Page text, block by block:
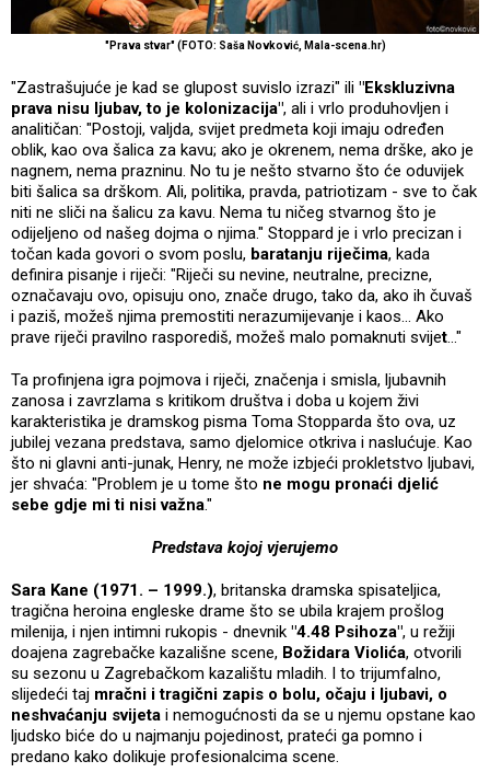
"Prava stvar" (FOTO: Saša Novković, Mala-scena.hr)
"Zastrašujuće je kad se glupost suvislo izrazi" ili "Ekskluzivna
prava nisu ljubav, to je kolonizacija", ali i vrlo produhovljen i
analitičan: "Postoji, valjda, svijet predmeta koji imaju određen
oblik, kao ova šalica za kavu; ako je okrenem, nema drške, ako je
nagnem, nema prazninu. No tu je nešto stvarno što će oduvijek
biti šalica sa drškom. Ali, politika, pravda, patriotizam - sve to čak
niti ne sliči na šalicu za kavu. Nema tu ničeg stvarnog što je
odijeljeno od našeg dojma o njima." Stoppard je i vrlo precizan i
točan kada govori o svom poslu, baratanju riječima, kada
definira pisanje i riječi: "Riječi su nevine, neutralne, precizne,
označavaju ovo, opisuju ono, znače drugo, tako da, ako ih čuvaš
i paziš, možeš njima premostiti nerazumijevanje i kaos... Ako
prave riječi pravilno rasporediš, možeš malo pomaknuti svijet..."
Ta profinjena igra pojmova i riječi, značenja i smisla, ljubavnih
zanosa i zavrzlama s kritikom društva i doba u kojem živi
karakteristika je dramskog pisma Toma Stopparda što ova, uz
jubilej vezana predstava, samo djelomice otkriva i naslućuje. Kao
što ni glavni anti-junak, Henry, ne može izbjeći prokletstvo ljubavi,
jer shvaća: "Problem je u tome što ne mogu pronaći djelić
sebe gdje mi ti nisi važna."
Predstava kojoj vjerujemo
Sara Kane (1971. – 1999.), britanska dramska spisateljica,
tragična heroina engleske drame što se ubila krajem prošlog
milenija, i njen intimni rukopis - dnevnik "4.48 Psihoza", u režiji
doajena zagrebačke kazališne scene, Božidara Violića, otvorili
su sezonu u Zagrebačkom kazalištu mladih. I to trijumfalno,
slijedeći taj mračni i tragični zapis o bolu, očaju i ljubavi, o
neshvaćanju svijeta i nemogućnosti da se u njemu opstane kao
ljudsko biće do u najmanju pojedinost, prateći ga pomno i
predano kako dolikuje profesionalcima scene.